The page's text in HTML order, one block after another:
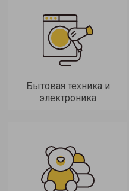
Бытовая техника и
электроника